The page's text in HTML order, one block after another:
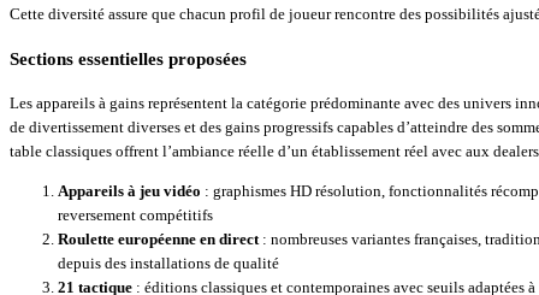
Cette diversité assure que chacun profil de joueur rencontre des possibilités
Sections essentielles proposées
Les appareils à gains représentent la catégorie prédominante avec des univers
de divertissement diverses et des gains progressifs capables d’atteindre des
table classiques offrent l’ambiance réelle d’un établissement réel avec aux
Appareils à jeu vidéo : graphismes HD résolution, fonctionnalités
reversement compétitifs
Roulette européenne en direct : nombreuses variantes françaises,
depuis des installations de qualité
21 tactique : éditions classiques et contemporaines avec seuils adaptées